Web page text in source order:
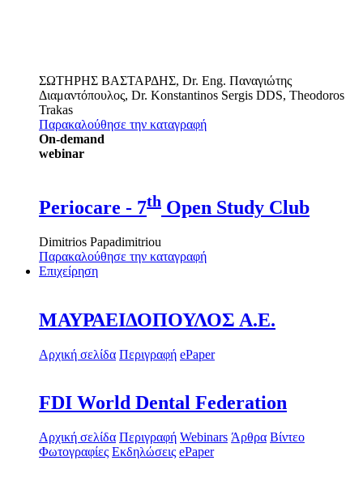
ΣΩΤΗΡΗΣ ΒΑΣΤΑΡΔΗΣ, Dr. Eng. Παναγιώτης
Διαμαντόπουλος, Dr. Konstantinos Sergis DDS, Theodoros
Trakas
Παρακαλούθησε την καταγραφή
On-demand
webinar
Periocare - 7th Open Study Club
Dimitrios Papadimitriou
Παρακαλούθησε την καταγραφή
Επιχείρηση
ΜΑΥΡΑΕΙΔΟΠΟΥΛΟΣ Α.Ε.
Αρχική σελίδα Περιγραφή ePaper
FDI World Dental Federation
Αρχική σελίδα Περιγραφή Webinars Άρθρα Βίντεο
Φωτογραφίες Εκδηλώσεις ePaper